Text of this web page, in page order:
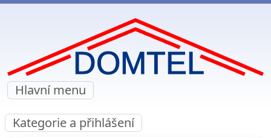
Hlavní menu
Kategorie a přihlášení